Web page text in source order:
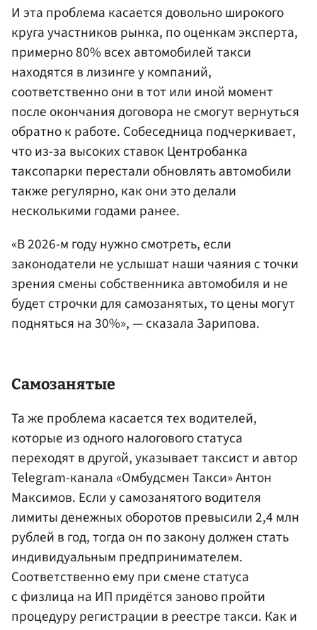
И эта проблема касается довольно широкого
круга участников рынка, по оценкам эксперта,
примерно 80% всех автомобилей такси
находятся в лизинге у компаний,
соответственно они в тот или иной момент
после окончания договора не смогут вернуться
обратно к работе. Собеседница подчеркивает,
что из-за высоких ставок Центробанка
таксопарки перестали обновлять автомобили
также регулярно, как они это делали
несколькими годами ранее.
«В 2026-м году нужно смотреть, если
законодатели не услышат наши чаяния с точки
зрения смены собственника автомобиля и не
будет строчки для самозанятых, то цены могут
подняться на 30%», — сказала Зарипова.
Самозанятые
Та же проблема касается тех водителей,
которые из одного налогового статуса
переходят в другой, указывает таксист и автор
Telegram-канала «Омбудсмен Такси» Антон
Максимов. Если у самозанятого водителя
лимиты денежных оборотов превысили 2,4 млн
рублей в год, тогда он по закону должен стать
индивидуальным предпринимателем.
Соответственно ему при смене статуса
с физлица на ИП придётся заново пройти
процедуру регистрации в реестре такси. Как и